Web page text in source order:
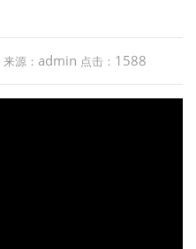
来源： admin 点击： 1588